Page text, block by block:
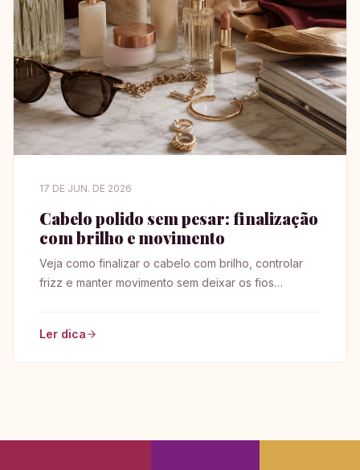
17 DE JUN. DE 2026
Cabelo polido sem pesar: finalização
com brilho e movimento
Veja como finalizar o cabelo com brilho, controlar
frizz e manter movimento sem deixar os fios
Ler dica